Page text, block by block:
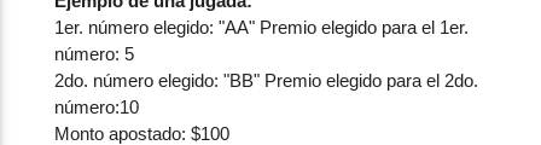
1er. número elegido: "AA" Premio elegido para el 1er.
número: 5
2do. número elegido: "BB" Premio elegido para el 2do.
número:10
Monto apostado: $100